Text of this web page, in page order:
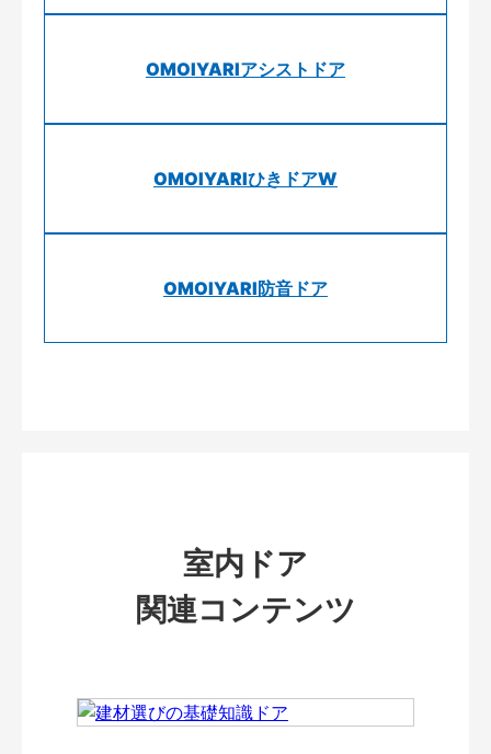
OMOIYARIアシストドア
OMOIYARIひきドアW
OMOIYARI防音ドア
室内ドア
関連コンテンツ